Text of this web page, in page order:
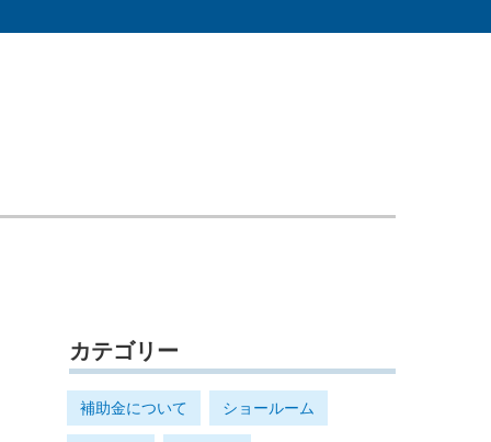
カテゴリー
補助金について ショールーム